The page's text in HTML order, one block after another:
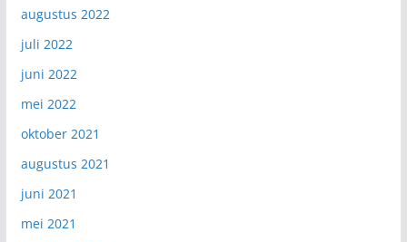
augustus 2022
juli 2022
juni 2022
mei 2022
oktober 2021
augustus 2021
juni 2021
mei 2021